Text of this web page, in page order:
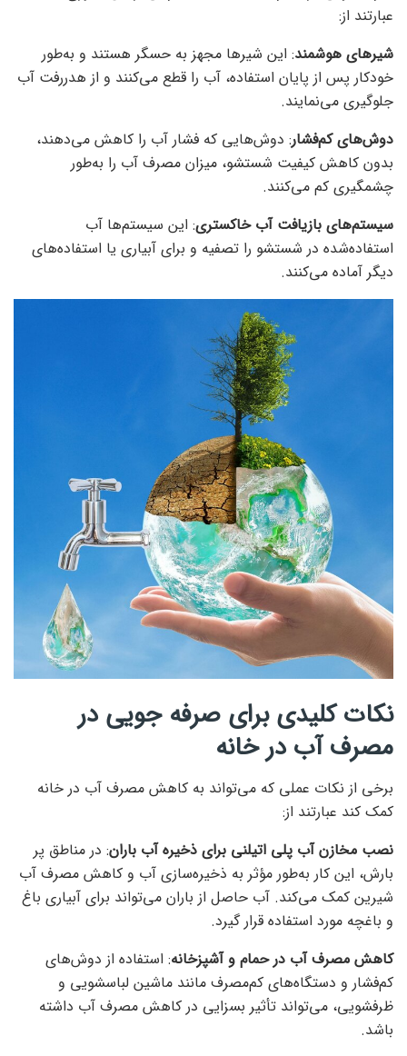
عبارتند از:
شیرهای هوشمند: این شیرها مجهز به حسگر هستند و به‌طور
خودکار پس از پایان استفاده، آب را قطع می‌کنند و از هدررفت آب
جلوگیری می‌نمایند.
دوش‌های کم‌فشار: دوش‌هایی که فشار آب را کاهش می‌دهند،
بدون کاهش کیفیت شستشو، میزان مصرف آب را به‌طور
چشمگیری کم می‌کنند.
سیستم‌های بازیافت آب خاکستری: این سیستم‌ها آب
استفاده‌شده در شستشو را تصفیه و برای آبیاری یا استفاده‌های
دیگر آماده می‌کنند.
نکات کلیدی برای صرفه جویی در
مصرف آب در خانه
برخی از نکات عملی که می‌تواند به کاهش مصرف آب در خانه
کمک کند عبارتند از:
نصب مخازن آب پلی اتیلنی برای ذخیره آب باران: در مناطق پر
بارش، این کار به‌طور مؤثر به ذخیره‌سازی آب و کاهش مصرف آب
شیرین کمک می‌کند. آب حاصل از باران می‌تواند برای آبیاری باغ
و باغچه مورد استفاده قرار گیرد.
کاهش مصرف آب در حمام و آشپزخانه: استفاده از دوش‌های
کم‌فشار و دستگاه‌های کم‌مصرف مانند ماشین لباسشویی و
ظرفشویی، می‌تواند تأثیر بسزایی در کاهش مصرف آب داشته
باشد.